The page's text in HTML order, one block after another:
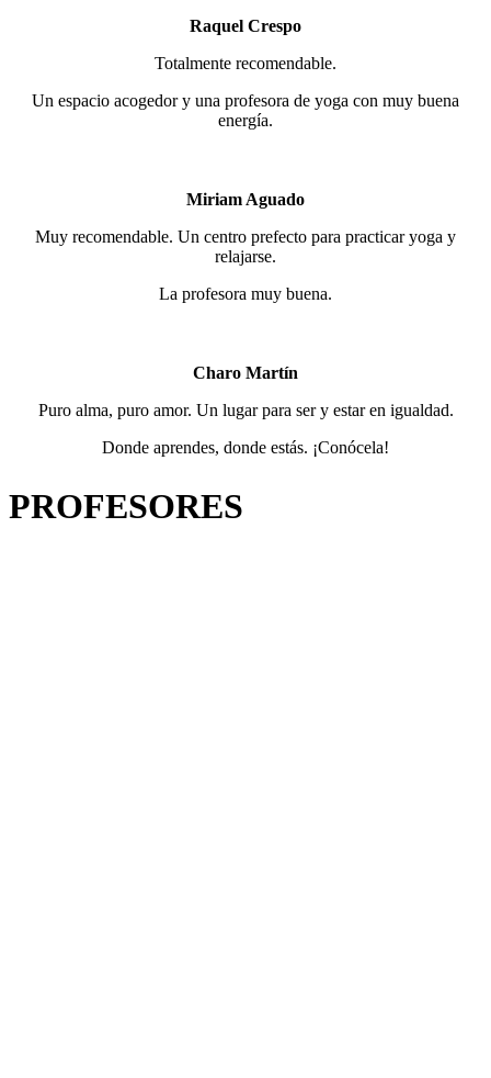
Raquel Crespo
Totalmente recomendable.
Un espacio acogedor y una profesora de yoga con muy buena
energía.
Miriam Aguado
Muy recomendable. Un centro prefecto para practicar yoga y
relajarse.
La profesora muy buena.
Charo Martín
Puro alma, puro amor. Un lugar para ser y estar en igualdad.
Donde aprendes, donde estás. ¡Conócela!
PROFESORES